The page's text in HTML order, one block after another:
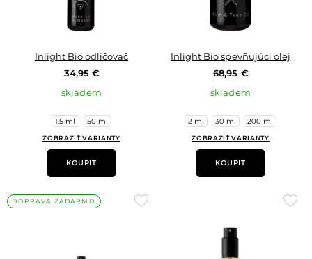
Inlight Bio odličovač
34,95 €
skladem
1,5 ml 50 ml
ZOBRAZIŤ VARIANTY
KOUPIT
Inlight Bio spevňujúci olej
68,95 €
skladem
2 ml 30 ml 200 ml
ZOBRAZIŤ VARIANTY
KOUPIT
DOPRAVA ZADARMO
Přidat